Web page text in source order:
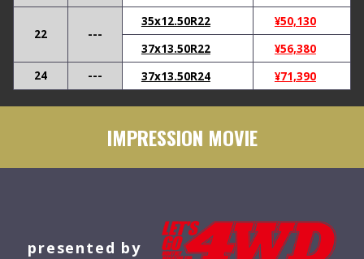
22 ---
35x12.50R22 ¥50,130
37x13.50R22
¥56,380
24
--- 37x13.50R24 ¥71,390
IMPRESSION MOVIE
presented by